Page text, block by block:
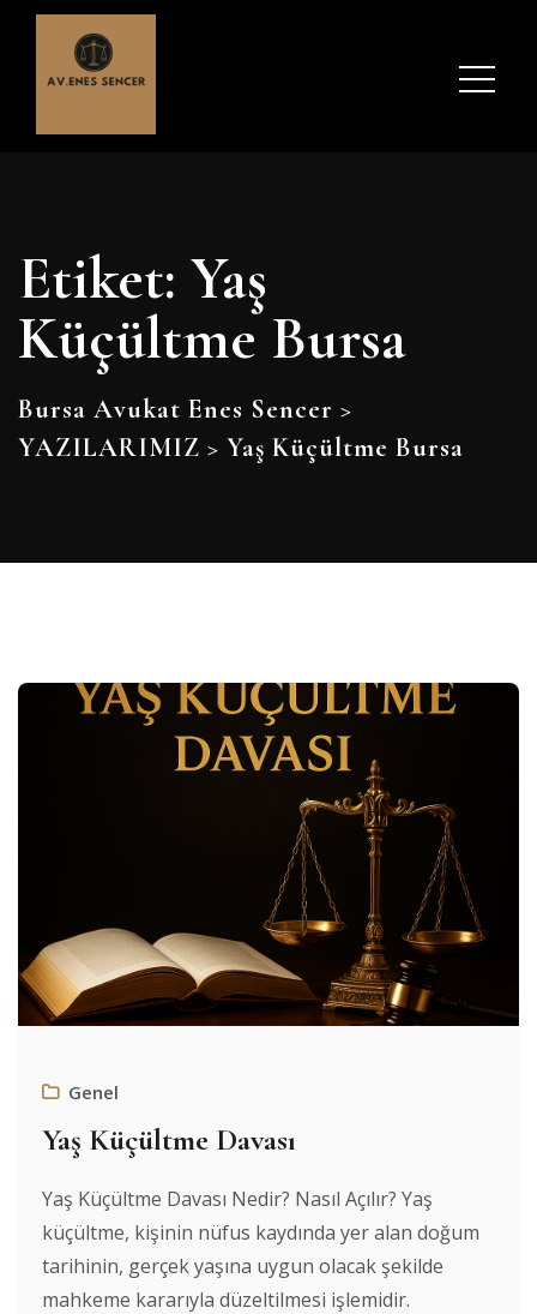
Etiket: Yaş
Küçültme Bursa
Bursa Avukat Enes Sencer >
YAZILARIMIZ > Yaş Küçültme Bursa
Genel
Yaş Küçültme Davası
Yaş Küçültme Davası Nedir? Nasıl Açılır? Yaş
küçültme, kişinin nüfus kaydında yer alan doğum
tarihinin, gerçek yaşına uygun olacak şekilde
mahkeme kararıyla düzeltilmesi işlemidir.